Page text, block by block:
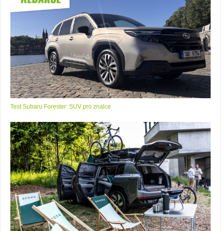
Test Subaru Forester: SUV pro znalce